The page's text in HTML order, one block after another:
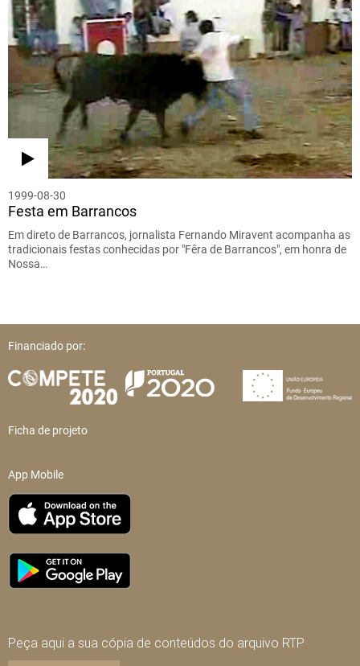
1999-08-30
Festa em Barrancos
Em direto de Barrancos, jornalista Fernando Miravent acompanha as
tradicionais festas conhecidas por "Fêra de Barrancos", em honra de
Nossa…
Financiado por:
Ficha de projeto
App Mobile
Peça aqui a sua cópia de conteúdos do arquivo RTP